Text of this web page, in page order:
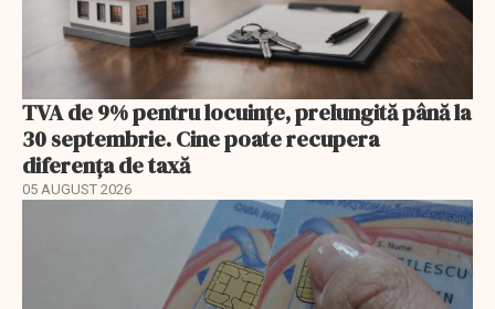
TVA de 9% pentru locuințe, prelungită până la
30 septembrie. Cine poate recupera
diferența de taxă
05 AUGUST 2026